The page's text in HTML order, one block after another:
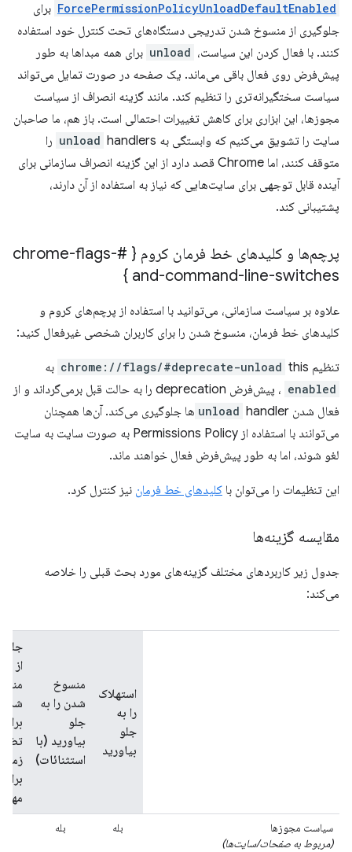
ForcePermissionPolicyUnloadDefaultEnabled برای
جلوگیری از منسوخ شدن تدریجی دستگاه‌های تحت کنترل خود استفاده
کنند. با فعال کردن این سیاست، unload برای همه مبداها به طور
پیش‌فرض روی فعال باقی می‌ماند. یک صفحه در صورت تمایل می‌تواند
سیاست سختگیرانه‌تری را تنظیم کند. مانند گزینه انصراف از سیاست
مجوزها، این ابزاری برای کاهش تغییرات احتمالی است. باز هم، ما صاحبان
سایت را تشویق می‌کنیم که وابستگی به
unload handlers را
متوقف کنند، اما Chrome قصد دارد از این گزینه انصراف سازمانی برای
آینده قابل توجهی برای سایت‌هایی که نیاز به استفاده از آن دارند،
پشتیبانی کند.
پرچم‌ها و کلیدهای خط فرمان کروم { #chrome-flags-
and-command-line-switches }
علاوه بر سیاست سازمانی، می‌توانید با استفاده از پرچم‌های کروم و
کلیدهای خط فرمان، منسوخ شدن را برای کاربران شخصی غیرفعال کنید:
تنظیم chrome://flags/#deprecate-unload this به
enabled
، پیش‌فرض deprecation را به حالت قبل برمی‌گرداند و از
فعال شدن
unload handlerها جلوگیری می‌کند. آن‌ها همچنان
می‌توانند با استفاده از Permissions Policy به صورت سایت به سایت
لغو شوند، اما به طور پیش‌فرض فعال خواهند ماند.
این تنظیمات را می‌توان با کلیدهای خط فرمان نیز کنترل کرد.
مقایسه گزینه‌ها
جدول زیر کاربردهای مختلف گزینه‌های مورد بحث قبلی را خلاصه
می‌کند:
استهلاک
را به
جلو
بیاورید
منسوخ
شدن را به
جلو
بیاورید (با
استثنائات)
از
شدن
برای
زمان
برای
سیاست مجوزها
(مربوط به صفحات/سایت‌ها)
بله بله